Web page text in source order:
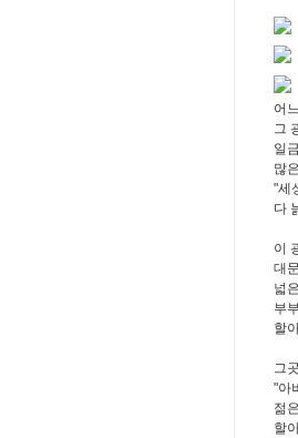
05-18 (
어
그
일
많
"세
다
이
대
넓
부
할
그
"아
젊
할